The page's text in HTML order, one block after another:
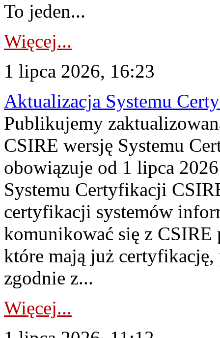
To jeden...
Więcej...
1 lipca 2026, 16:23
Aktualizacja Systemu
Publikujemy
CSIRE wersję Systemu
obowiązuje od 1 lipca
Systemu Certyfikacji
certyfikacji systemów
komunikować się z
które mają już
zgodnie z...
Więcej...